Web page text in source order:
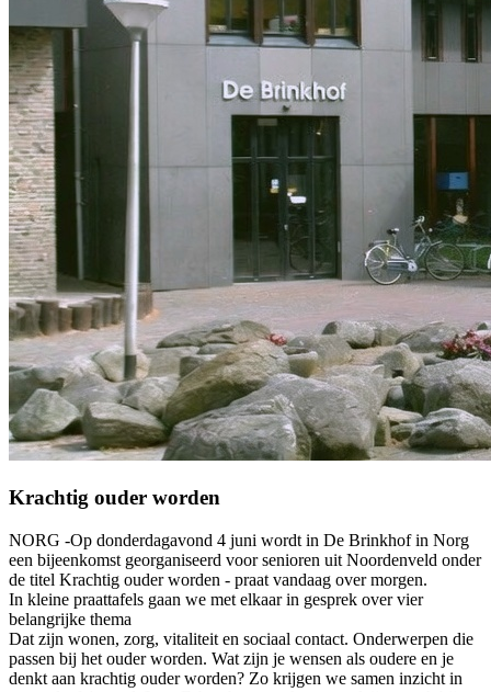
Krachtig ouder worden
NORG -Op donderdagavond 4 juni wordt in De Brinkhof in Norg
een bijeenkomst georganiseerd voor senioren uit Noordenveld onder
de titel Krachtig ouder worden - praat vandaag over morgen.
In kleine praattafels gaan we met elkaar in gesprek over vier
belangrijke thema
Dat zijn wonen, zorg, vitaliteit en sociaal contact. Onderwerpen die
passen bij het ouder worden. Wat zijn je wensen als oudere en je
denkt aan krachtig ouder worden? Zo krijgen we samen inzicht in